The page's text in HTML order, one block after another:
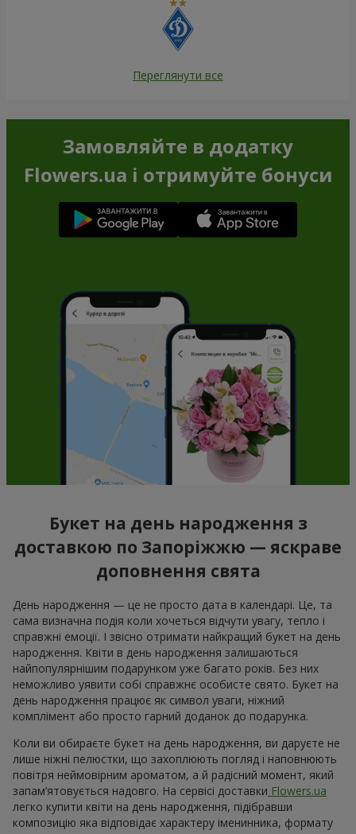
Переглянути все
Замовляйте в додатку
Flowers.ua і отримуйте бонуси
Букет на день народження з
доставкою по Запоріжжю — яскраве
доповнення свята
День народження — це не просто дата в календарі. Це, та
сама визначна подія коли хочеться відчути увагу, тепло і
справжні емоції. І звісно отримати найкращий букет на день
народження. Квіти в день народження залишаються
найпопулярнішим подарунком уже багато років. Без них
неможливо уявити собі справжнє особисте свято. Букет на
день народження працює як символ уваги, ніжний
комплімент або просто гарний доданок до подарунка.
Коли ви обираєте букет на день народження, ви даруєте не
лише ніжні пелюстки, що захоплюють погляд і наповнюють
повітря неймовірним ароматом, а й радісний момент, який
запам’ятовується надовго. На сервісі доставки Flowers.ua
легко купити квіти на день народження, підібравши
композицію яка відповідає характеру іменинника, формату